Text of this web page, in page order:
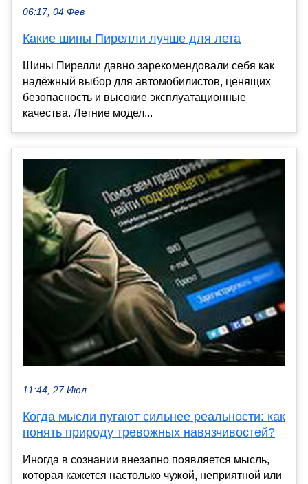
06:17, 04 Фев
Какие шины Пирелли лучше для лета
Шины Пирелли давно зарекомендовали себя как
надёжный выбор для автомобилистов, ценящих
безопасность и высокие эксплуатационные
качества. Летние модел...
11:44, 27 Июл
Когда мысли пугают сильнее реальности: как
понять природу тревожных навязчивостей?
Иногда в сознании внезапно появляется мысль,
которая кажется настолько чужой, неприятной или